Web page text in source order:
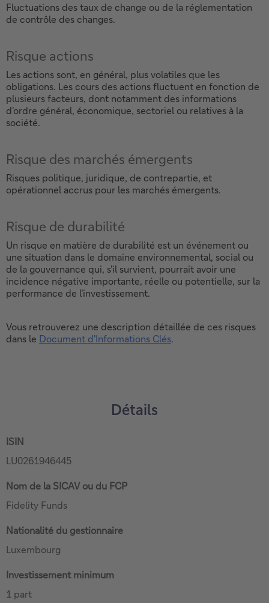
Fluctuations des taux de change ou de la réglementation
de contrôle des changes.
Risque actions
Les actions sont, en général, plus volatiles que les
obligations. Les cours des actions fluctuent en fonction de
plusieurs facteurs, dont notamment des informations
d'ordre général, économique, sectoriel ou relatives à la
société.
Risque des marchés émergents
Risques politique, juridique, de contrepartie, et
opérationnel accrus pour les marchés émergents.
Risque de durabilité
Un risque en matière de durabilité est un événement ou
une situation dans le domaine environnemental, social ou
de la gouvernance qui, s'il survient, pourrait avoir une
incidence négative importante, réelle ou potentielle, sur la
performance de l'investissement.
Vous retrouverez une description détaillée de ces risques
dans le Document d'Informations Clés.
Détails
ISIN
LU0261946445
Nom de la SICAV ou du FCP
Fidelity Funds
Nationalité du gestionnaire
Luxembourg
Investissement minimum
1 part